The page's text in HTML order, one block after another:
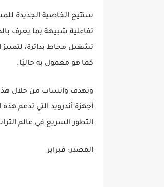
ستتيح الخاصية الجديدة
تفاعلية شبيهة بما يعرف
تشغيل محاط بدائرة، لتمييز
كما هو معمول به حاليًا.
وتهدف واتساب من خلال
أجهزة أندرويد التي تدعم
التطور السريع في عالم
المصدر: فبراير